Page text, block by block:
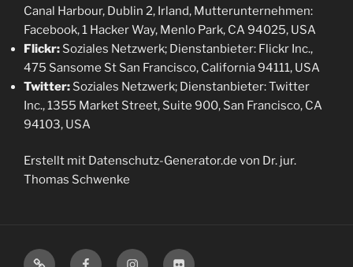
Canal Harbour, Dublin 2, Irland, Mutterunternehmen:
Facebook, 1 Hacker Way, Menlo Park, CA 94025, USA
Flickr: Soziales Netzwerk; Dienstanbieter: Flickr Inc.,
475 Sansome St San Francisco, California 94111, USA
Twitter: Soziales Netzwerk; Dienstanbieter: Twitter
Inc., 1355 Market Street, Suite 900, San Francisco, CA
94103, USA
Erstellt mit Datenschutz-Generator.de von Dr. jur.
Thomas Schwenke
MastodonFacebookInstagramFlickr